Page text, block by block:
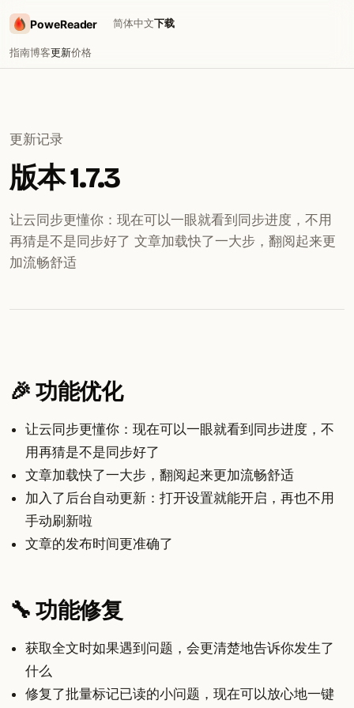
PoweReader
指南博客更新价格
简体中文下载
更新记录
版本 1.7.3
让云同步更懂你：现在可以一眼就看到同步进度，不用
再猜是不是同步好了 文章加载快了一大步，翻阅起来更
加流畅舒适
🎉 功能优化
让云同步更懂你：现在可以一眼就看到同步进度，不
用再猜是不是同步好了
文章加载快了一大步，翻阅起来更加流畅舒适
加入了后台自动更新：打开设置就能开启，再也不用
手动刷新啦
文章的发布时间更准确了
🔧 功能修复
获取全文时如果遇到问题，会更清楚地告诉你发生了
什么
修复了批量标记已读的小问题，现在可以放心地一键